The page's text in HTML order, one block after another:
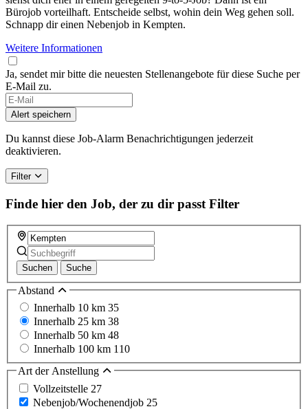
Bürojob vorteilhaft. Entscheide selbst, wohin dein Weg gehen soll.
Schnapp dir einen Nebenjob in Kempten.
Weitere Informationen
Ja, sendet mir bitte die neuesten Stellenangebote für diese Suche per
E-Mail zu.
If
you
are
a
human,
this
field
Alert speichern
Du kannst diese Job-Alarm Benachrichtigungen jederzeit
deaktivieren.
Filter
Finde hier den Job, der zu dir passt Filter
Suchen Suche
Abstand
Innerhalb 10 km 35
Innerhalb 25 km 38
Innerhalb 50 km 48
Innerhalb 100 km 110
Art der Anstellung
Vollzeitstelle 27
Nebenjob/Wochenendjob 25